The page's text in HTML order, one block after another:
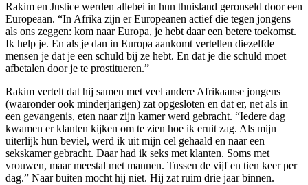
Rakim en Justice werden allebei in hun thuisland geronseld door een
Europeaan. “In Afrika zijn er Europeanen actief die tegen jongens
als ons zeggen: kom naar Europa, je hebt daar een betere toekomst.
Ik help je. En als je dan in Europa aankomt vertellen diezelfde
mensen je dat je een schuld bij ze hebt. En dat je die schuld moet
afbetalen door je te prostitueren.”
Rakim vertelt dat hij samen met veel andere Afrikaanse jongens
(waaronder ook minderjarigen) zat opgesloten en dat er, net als in
een gevangenis, eten naar zijn kamer werd gebracht. “Iedere dag
kwamen er klanten kijken om te zien hoe ik eruit zag. Als mijn
uiterlijk hun beviel, werd ik uit mijn cel gehaald en naar een
sekskamer gebracht. Daar had ik seks met klanten. Soms met
vrouwen, maar meestal met mannen. Tussen de vijf en tien keer per
dag.” Naar buiten mocht hij niet. Hij zat ruim drie jaar binnen.